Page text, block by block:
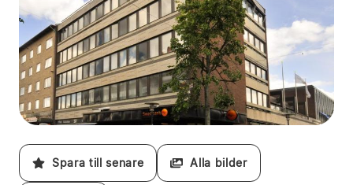
Spara till senare Alla bilder